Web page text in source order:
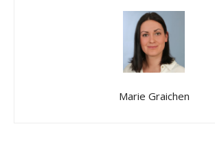
Marie Graichen